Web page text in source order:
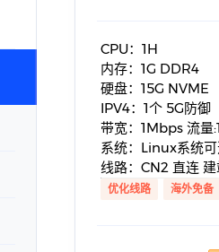
CPU：1H
内存：1G DDR4
硬盘：15G NVME
IPV4：1个 5G防御
带宽：1Mbps 流量
系统：Linux系统
线路：CN2 直连
优化线路 海外免备